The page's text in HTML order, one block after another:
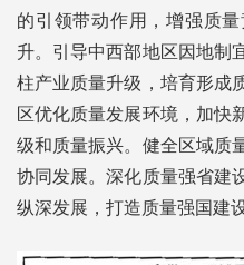
的引领带动作用，增强质
升。引导中西部地区因地制
柱产业质量升级，培育形成
区优化质量发展环境，加快
级和质量振兴。健全区域质
协同发展。深化质量强省建
纵深发展，打造质量强国建